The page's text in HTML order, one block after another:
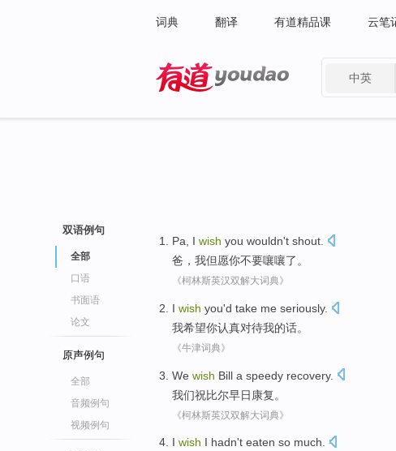
词典 翻译 有道精品课 云笔
中英
双语例句
全部
口语
书面语
论文
原声例句
全部
音频例句
视频例句
Pa I wish you wouldn't shout
爸 ， 我但愿你不要嚷嚷了 。
《柯林斯英汉双解大词典》
I wish you'd take me seriously.
我希望你认真对待我的话。
《牛津词典》
We wish Bill a speedy recovery.
我们祝比尔早日 康复 。
《柯林斯英汉双解大词典》
I wish I hadn't eaten so much.